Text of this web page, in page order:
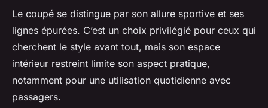
Le coupé se distingue par son allure sportive et ses
lignes épurées. C’est un choix privilégié pour ceux qui
cherchent le style avant tout, mais son espace
intérieur restreint limite son aspect pratique,
notamment pour une utilisation quotidienne avec
passagers.